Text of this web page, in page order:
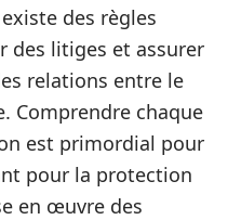
des règles
des litiges et assurer
relations entre le
Comprendre chaque
est primordial pour
pour la protection
en œuvre des